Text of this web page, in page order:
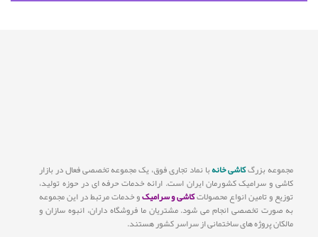
مجموعه بزرگکاشی خانهبا نماد تجاری فوق، یک مجموعه تخصصی فعال در بازار
کاشی و سرامیک کشورمان ایران است. ارائه خدمات حرفه ای در حوزه تولید،
توزیع و تامین انواع محصولاتکاشی و سرامیکو خدمات مرتبط در این مجموعه
به صورت تخصصی انجام می شود. مشتریان ما فروشگاه داران، انبوه سازان و
مالکان پروژه های ساختمانی از سراسر کشور هستند.